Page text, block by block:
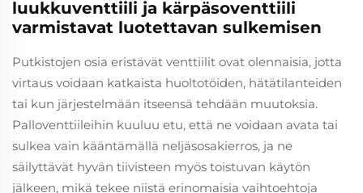
luukkuventtiili ja kärpäsoventtiili
varmistavat luotettavan sulkemisen
Putkistojen osia eristävät venttiilit ovat olennaisia, jotta
virtaus voidaan katkaista huoltotöiden, hätätilanteiden
tai kun järjestelmään itseensä tehdään muutoksia.
Palloventtiileihin kuuluu etu, että ne voidaan avata tai
sulkea vain kääntämällä neljäsosakierros, ja ne
säilyttävät hyvän tiivisteen myös toistuvan käytön
jälkeen, mikä tekee niistä erinomaisia vaihtoehtoja